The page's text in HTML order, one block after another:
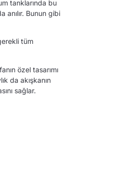
tanklarında bu
anılır. Bunun gibi
tüm
özel tasarımı
da akışkanın
sağlar.